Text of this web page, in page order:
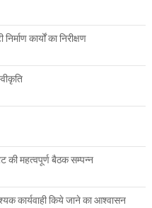
कार्यों का निरीक्षण
की महत्वपूर्ण बैठक सम्पन्न
कार्यवाही किये जाने का आश्वासन